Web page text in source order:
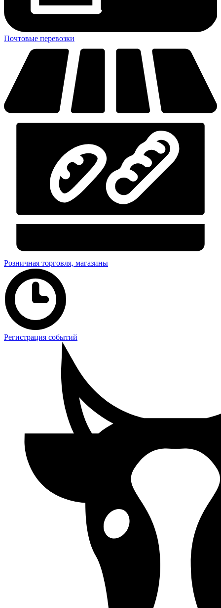
Почтовые перевозки
Розничная торговля, магазины
Регистрация событий